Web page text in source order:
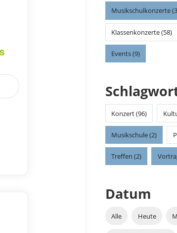
Musikschulkonzerte
Klassenkonzerte (58)
Events (9)
Konzert (96)
Musikschule (2)
Treffen (2)
Datum
Alle Heute